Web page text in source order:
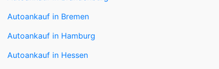
Autoankauf in Bremen
Autoankauf in Hamburg
Autoankauf in Hessen